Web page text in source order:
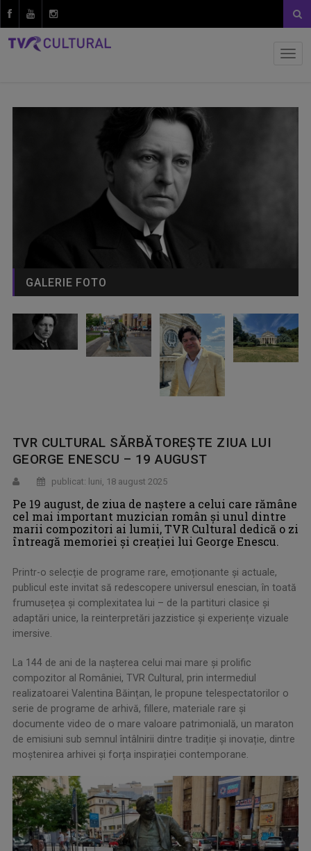
GALERIE FOTO
TVR CULTURAL SĂRBĂTOREȘTE ZIUA LUI
GEORGE ENESCU – 19 AUGUST
publicat: luni, 18 august 2025
Pe 19 august, de ziua de naștere a celui care rămâne
cel mai important muzician român și unul dintre
marii compozitori ai lumii, TVR Cultural dedică o zi
întreagă memoriei și creației lui George Enescu.
Printr-o selecție de programe rare, emoționante și actuale,
publicul este invitat să redescopere universul enescian, în toată
frumusețea și complexitatea lui – de la partituri clasice și
adaptări unice, la reinterpretări jazzistice și experiențe vizuale
imersive.
La 144 de ani de la naşterea celui mai mare şi prolific
compozitor al României, TVR Cultural, prin intermediul
realizatoarei Valentina Băințan, le propune telespectatorilor o
serie de programe de arhivă, fillere, materiale rare și
documente video de o mare valoare patrimonială, un maraton
de emisiuni sub semnul întâlnirii dintre tradiție și inovație, dintre
moștenirea arhivei și forța inspirației contemporane.